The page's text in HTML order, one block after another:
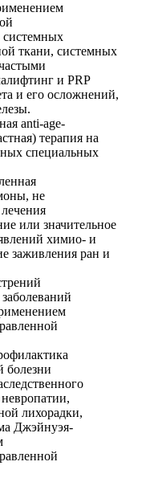
ткани, системных
и PRP
и его осложнений,
anti-age-
терапия на
специальных
не
или значительное
химио- и
заживления ран и
болезни
лихорадки,
Джэйнуэя-